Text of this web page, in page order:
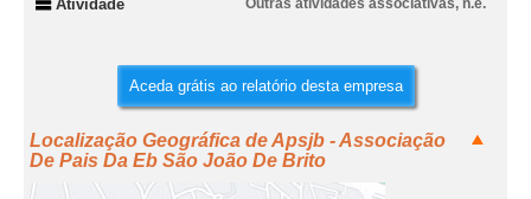
Atividade Outras atividades associativas, n.e.
Aceda grátis ao relatório desta empresa
Localização Geográfica de Apsjb - Associação
De Pais Da Eb São João De Brito